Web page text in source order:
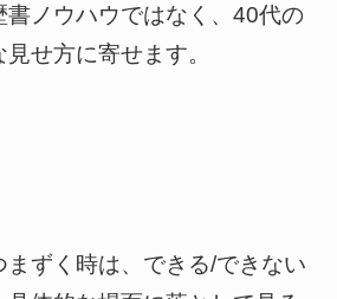
書ノウハウではなく、40代の
せ方に寄せます。
まずく時は、できる/できない